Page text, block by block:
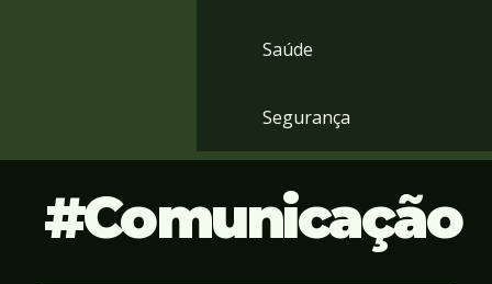
Saúde
Segurança
Comunicação